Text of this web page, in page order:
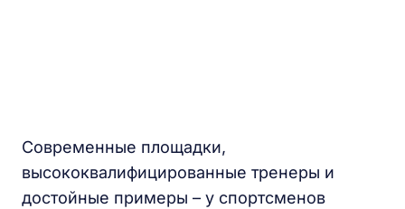
Современные площадки,
высококвалифицированные тренеры и
достойные примеры – у спортсменов